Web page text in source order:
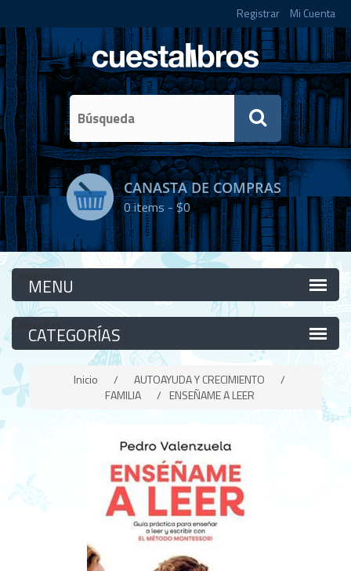
Registrar Mi Cuenta
CANASTA DE COMPRAS
0items -$0
Categorías
Categorías
Inicio / AUTOAYUDA Y CRECIMIENTO
/
FAMILIA
/ ENSEÑAME A LEER